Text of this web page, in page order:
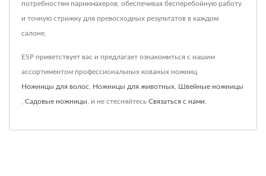
потребностям парикмахеров, обеспечивая бесперебойную работу
и точную стрижку для превосходных результатов в каждом
салоне.
ESP приветствует вас и предлагает ознакомиться с нашим
ассортиментом профессиональных кованых ножниц
Ножницы для волос Ножницы для животных Швейные ножницы
Садовые ножницы , и не стесняйтесь Связаться с нами